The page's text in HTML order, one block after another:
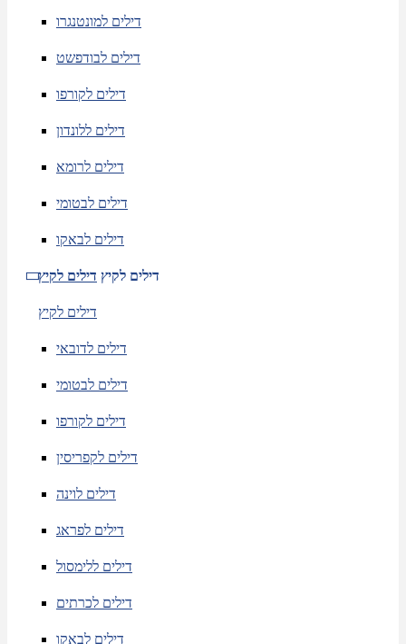
דילים למונטנגרו
דילים לבודפשט
דילים לקורפו
דילים ללונדון
דילים לרומא
דילים לבטומי
דילים לבאקו
דילים לקיץ דילים לקיץ
דילים לקיץ
דילים לדובאי
דילים לבטומי
דילים לקורפו
דילים לקפריסין
דילים לוינה
דילים לפראג
דילים ללימסול
דילים לכרתים
דילים לבאקו